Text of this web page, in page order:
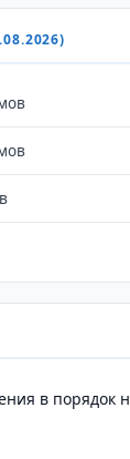
в порядок